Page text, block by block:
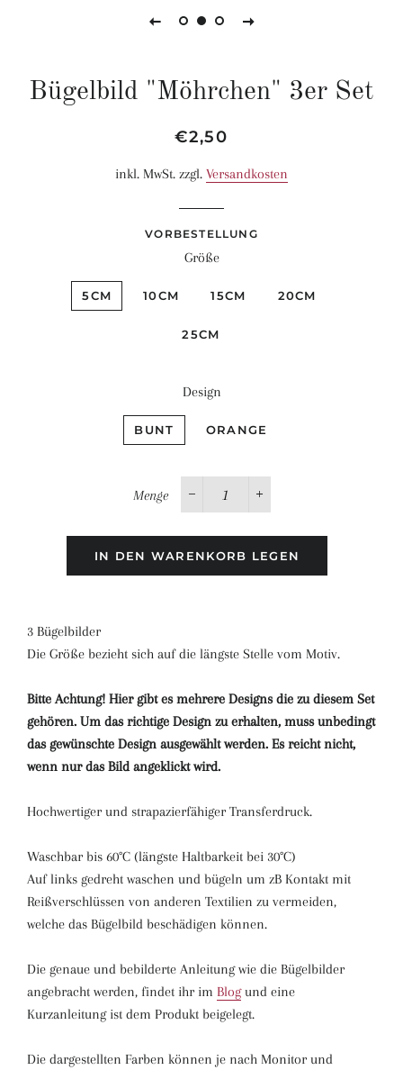
Bügelbild "Möhrchen" 3er Set
Normaler
Sonderpreis
€2,50
inkl. MwSt. zzgl. Versandkosten
VORBESTELLUNG
Größe
5CM 10CM 15CM 20CM
25CM
Design
BUNT ORANGE
Menge
−
+
IN DEN WARENKORB LEGEN
3 Bügelbilder
Die Größe bezieht sich auf die längste Stelle vom Motiv.
Bitte Achtung! Hier gibt es mehrere Designs die zu diesem Set
gehören. Um das richtige Design zu erhalten, muss unbedingt
das gewünschte Design ausgewählt werden. Es reicht nicht,
wenn nur das Bild angeklickt wird.
Hochwertiger und strapazierfähiger Transferdruck.
Waschbar bis 60°C (längste Haltbarkeit bei 30°C)
Auf links gedreht waschen und bügeln um zB Kontakt mit
Reißverschlüssen von anderen Textilien zu vermeiden,
welche das Bügelbild beschädigen können.
Die genaue und bebilderte Anleitung wie die Bügelbilder
angebracht werden, findet ihr im Blogund eine
Kurzanleitung ist dem Produkt beigelegt.
Die dargestellten Farben können je nach Monitor und